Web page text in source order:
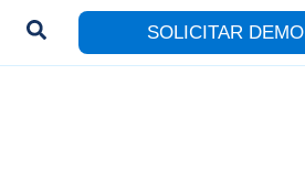
SOLICITAR DEMO